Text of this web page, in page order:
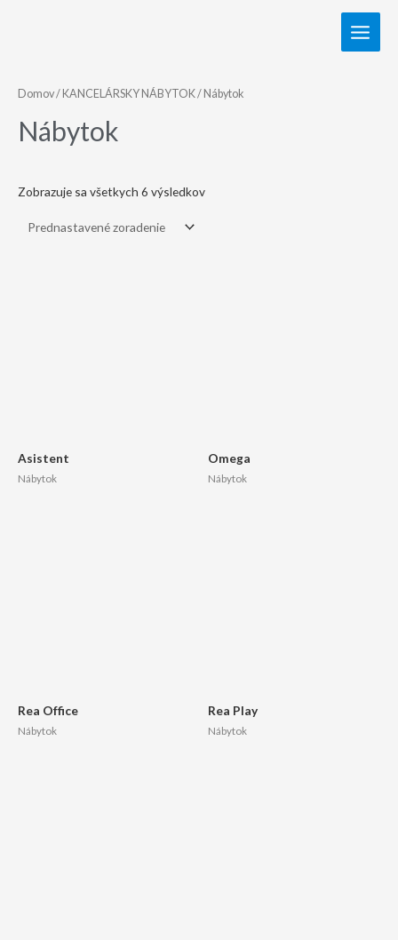
Domov/ KANCELÁRSKY NÁBYTOK/ Nábytok
Nábytok
Zobrazuje sa všetkych 6 výsledkov
Asistent
Nábytok
Omega
Nábytok
Rea Office
Nábytok
Rea Play
Nábytok